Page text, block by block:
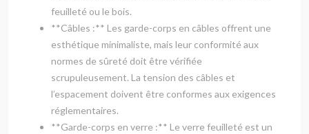
feuilleté ou le bois.
**Câbles :** Les garde-corps en câbles offrent une
esthétique minimaliste, mais leur conformité aux
normes de sûreté doit être vérifiée
scrupuleusement. La tension des câbles et
l’espacement doivent être conformes aux exigences
réglementaires.
**Garde-corps en verre :** Le verre feuilleté est un